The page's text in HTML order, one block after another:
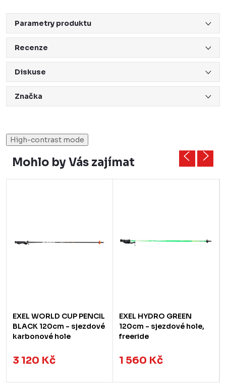
Parametry produktu
Recenze
Diskuse
Značka
High-contrast mode
Mohlo by Vás zajímat
EXEL WORLD CUP PENCIL
BLACK 120cm - sjezdové
karbonové hole
3 120 Kč
EXEL HYDRO GREEN
120cm - sjezdové hole,
freeride
1 560 Kč